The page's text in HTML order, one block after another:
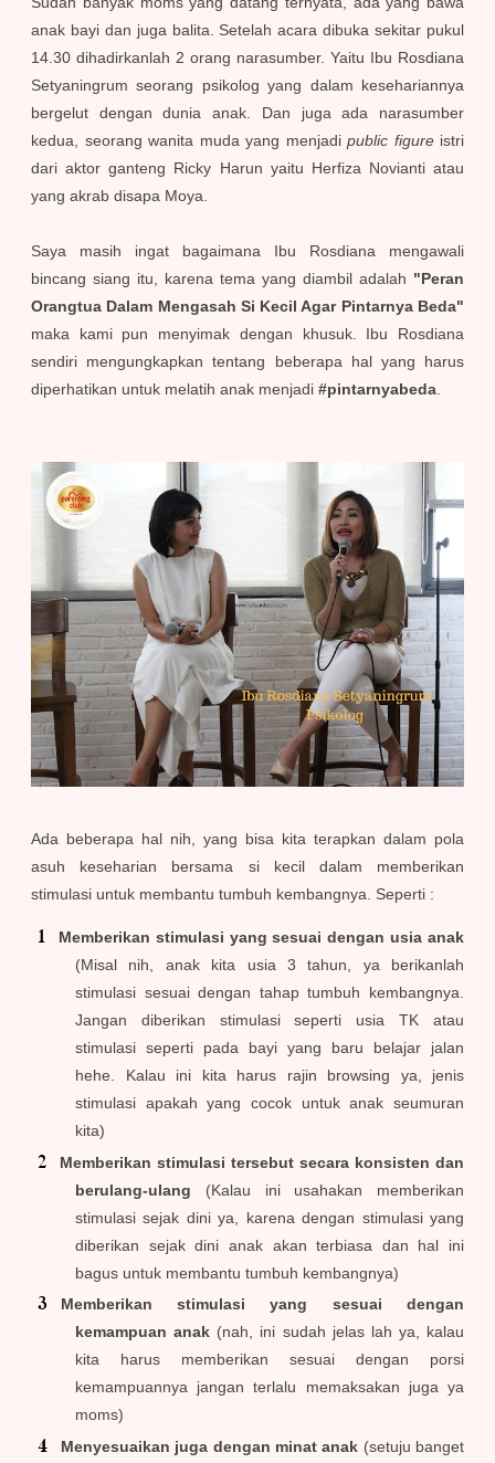
anak bayi dan juga balita. Setelah acara dibuka sekitar pukul
14.30 dihadirkanlah 2 orang narasumber. Yaitu Ibu Rosdiana
Setyaningrum seorang psikolog yang dalam kesehariannya
bergelut dengan dunia anak. Dan juga ada narasumber
kedua, seorang wanita muda yang menjadi public figureistri
dari aktor ganteng Ricky Harun yaitu Herfiza Novianti atau
yang akrab disapa Moya.
Saya masih ingat bagaimana Ibu Rosdiana mengawali
bincang siang itu, karena tema yang diambil adalah "Peran
Orangtua Dalam Mengasah Si Kecil Agar Pintarnya Beda"
maka kami pun menyimak dengan khusuk. Ibu Rosdiana
sendiri mengungkapkan tentang beberapa hal yang harus
diperhatikan untuk melatih anak menjadi #pintarnyabeda
Ada beberapa hal nih, yang bisa kita terapkan dalam pola
asuh keseharian bersama si kecil dalam memberikan
stimulasi untuk membantu tumbuh kembangnya. Seperti :
Memberikan stimulasi yang sesuai dengan usia anak
(Misal nih, anak kita usia 3 tahun, ya berikanlah
stimulasi sesuai dengan tahap tumbuh kembangnya.
Jangan diberikan stimulasi seperti usia TK atau
stimulasi seperti pada bayi yang baru belajar jalan
hehe. Kalau ini kita harus rajin browsing ya, jenis
stimulasi apakah yang cocok untuk anak seumuran
kita)
Memberikan stimulasi tersebut secara konsisten dan
berulang-ulang (Kalau ini usahakan memberikan
stimulasi sejak dini ya, karena dengan stimulasi yang
diberikan sejak dini anak akan terbiasa dan hal ini
bagus untuk membantu tumbuh kembangnya)
Memberikan stimulasi yang sesuai dengan
kemampuan anak (nah, ini sudah jelas lah ya, kalau
kita harus memberikan sesuai dengan porsi
kemampuannya jangan terlalu memaksakan juga ya
moms)
Menyesuaikan juga dengan minat anak (setuju banget